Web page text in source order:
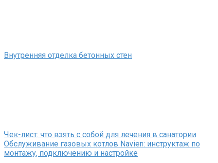
Внутренняя отделка бетонных стен
Чек-лист: что взять с собой для лечения в санатории
Обслуживание газовых котлов Navien: инструктаж по
монтажу, подключению и настройке